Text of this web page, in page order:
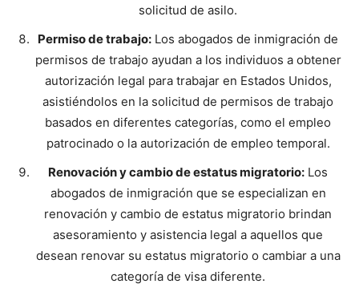
solicitud de asilo.
Permiso de trabajo: Los abogados de inmigración de
permisos de trabajo ayudan a los individuos a obtener
autorización legal para trabajar en Estados Unidos,
asistiéndolos en la solicitud de permisos de trabajo
basados en diferentes categorías, como el empleo
patrocinado o la autorización de empleo temporal.
Renovación y cambio de estatus migratorio: Los
abogados de inmigración que se especializan en
renovación y cambio de estatus migratorio brindan
asesoramiento y asistencia legal a aquellos que
desean renovar su estatus migratorio o cambiar a una
categoría de visa diferente.